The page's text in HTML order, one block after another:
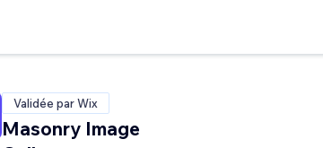
Validée par Wix
Masonry Image